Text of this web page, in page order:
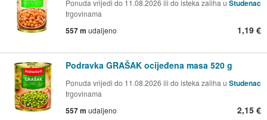
Ponuda vrijedi do 11.08.2026 ili do isteka zaliha u Studenac
trgovinama
557 m udaljeno 1,19 €
Podravka GRAŠAK ocijeđena masa 520 g
Ponuda vrijedi do 11.08.2026 ili do isteka zaliha u Studenac
trgovinama
557 m udaljeno 2,15 €